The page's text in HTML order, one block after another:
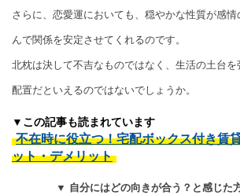
さらに、恋愛運においても、穏やかな性質が感
んで関係を安定させてくれるのです。
北枕は決して不吉なものではなく、生活の土台
配置だといえるのではないでしょうか。
▼この記事も読まれています
不在時に役立つ！宅配ボックス付き賃
ット・デメリット
▼ 自分にはどの向きが合う？と感じた